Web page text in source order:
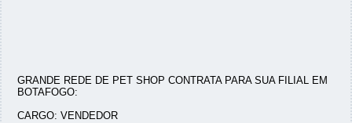
GRANDE REDE DE PET SHOP CONTRATA PARA SUA FILIAL EM
BOTAFOGO:
CARGO: VENDEDOR